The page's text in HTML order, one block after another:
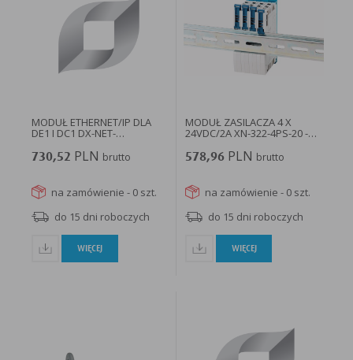
MODUŁ ETHERNET/IP DLA
DE1 I DC1 DX-NET-
730,52 PLN brutto
na zamówienie - 0 szt.
do 15 dni roboczych
WIĘCEJ
MODUŁ ZASILACZA 4 X
24VDC/2A XN-322-4PS-20 -
578,96 PLN brutto
na zamówienie - 0 szt.
do 15 dni roboczych
WIĘCEJ